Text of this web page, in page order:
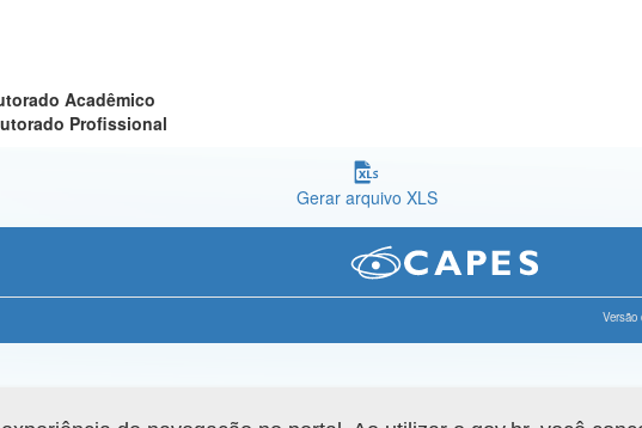
Acadêmico
Profissional
Gerar arquivo XLS
Versão